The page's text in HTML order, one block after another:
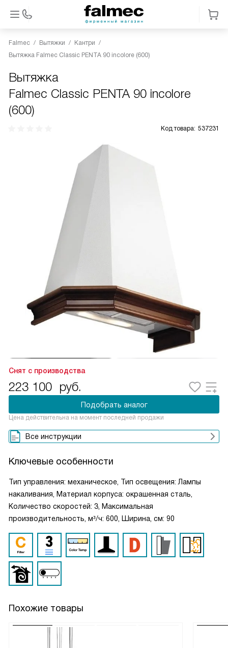
Falmec Вытяжки
Кантри
Вытяжка Falmec Classic PENTA 90 incolore (600)
Вытяжка
Falmec Classic PENTA 90 incolore
(600)
Код товара: 537231
Снят с производства
223 100 руб.
Подобрать аналог
Цена действительна на момент последней продажи
Все инструкции
Ключевые особенности
Тип управления: механическое, Тип освещения: Лампы
накаливания, Материал корпуса: окрашенная сталь,
Количество скоростей: 3, Максимальная
производительность, м³/ч: 600, Ширина, см: 90
Похожие товары